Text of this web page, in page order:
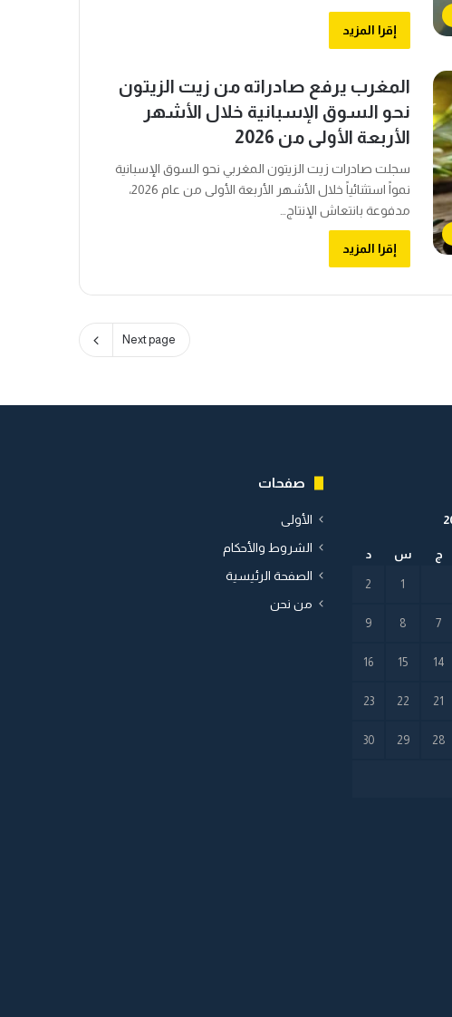
إقرا المزيد
المغرب يرفع صادراته من زيت الزيتون
نحو السوق الإسبانية خلال الأشهر
الأربعة الأولى من 2026
سجلت صادرات زيت الزيتون المغربي نحو السوق الإسبانية
نمواً استثنائياً خلال الأشهر الأربعة الأولى من عام 2026،
مدفوعة بانتعاش الإنتاج…
إقرا المزيد
Next page
ج س د
1
2
7
8
9
14
15
16
21
22
23
28
29
30
صفحات
الأولى
الشروط والأحكام
الصفحة الرئيسية
من نحن